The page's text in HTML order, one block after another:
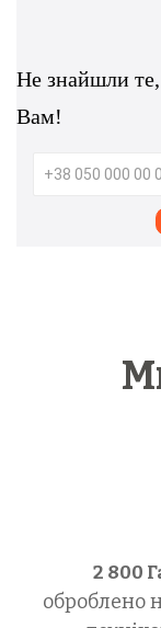
Не знайшли
Вам!
2 800
оброблено